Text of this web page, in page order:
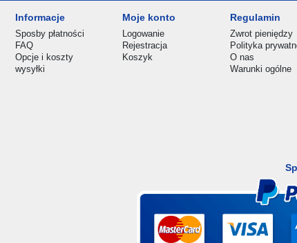
Informacje
Sposby płatności
FAQ
Opcje i koszty
wysyłki
Moje konto
Logowanie
Rejestracja
Koszyk
Regulamin
Zwrot pieniędzy
Polityka
O nas
Warunki ogólne